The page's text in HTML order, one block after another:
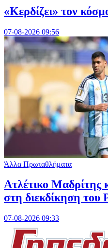
«Κερδίζει» τον
07-08-2026 09:56
Άλλα Πρωταθλήματα
Ατλέτικο Μαδρίτης
στη διεκδίκηση του
07-08-2026 09:33